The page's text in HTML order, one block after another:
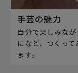
手芸の魅力
自分で楽しみな
になど、つくっ
ます。